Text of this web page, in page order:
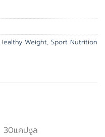
Healthy Weight, Sport Nutrition
30แคปซูล